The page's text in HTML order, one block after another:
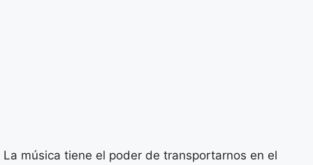
La música tiene el poder de transportarnos en el